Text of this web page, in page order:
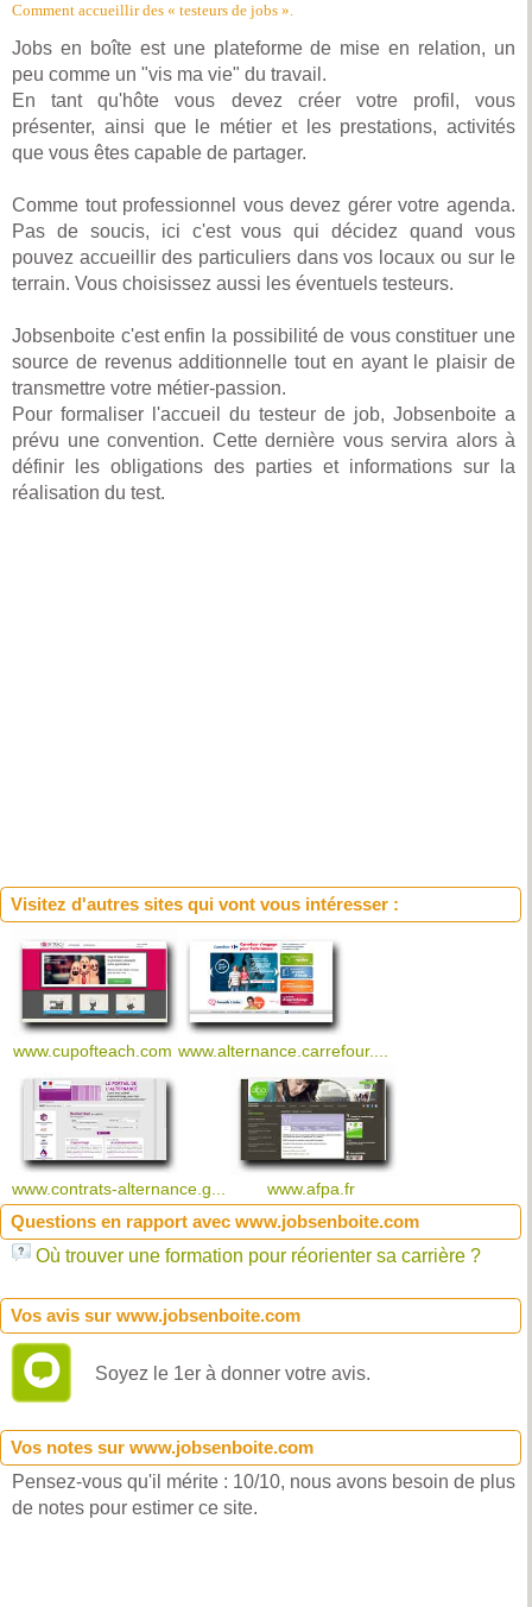
Comment accueillir des « testeurs de jobs ».
Jobs en boîte est une plateforme de mise en relation, un
peu comme un "vis ma vie" du travail.
En tant qu'hôte vous devez créer votre profil, vous
présenter, ainsi que le métier et les prestations, activités
que vous êtes capable de partager.
Comme tout professionnel vous devez gérer votre agenda.
Pas de soucis, ici c'est vous qui décidez quand vous
pouvez accueillir des particuliers dans vos locaux ou sur le
terrain. Vous choisissez aussi les éventuels testeurs.
Jobsenboite c'est enfin la possibilité de vous constituer une
source de revenus additionnelle tout en ayant le plaisir de
transmettre votre métier-passion.
Pour formaliser l'accueil du testeur de job, Jobsenboite a
prévu une convention. Cette dernière vous servira alors à
définir les obligations des parties et informations sur la
réalisation du test.
Visitez d'autres sites qui vont vous intéresser :
www.cupofteach.com www.alternance.carrefour....
www.contrats-alternance.g... www.afpa.fr
Questions en rapport avec www.jobsenboite.com
Où trouver une formation pour réorienter sa carrière ?
Vos avis sur www.jobsenboite.com
Soyez le 1er à donner votre avis.
Vos notes sur www.jobsenboite.com
Pensez-vous qu'il mérite : 10/10, nous avons besoin de plus
de notes pour estimer ce site.